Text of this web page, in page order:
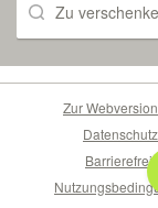
Zu
Zur Webversion